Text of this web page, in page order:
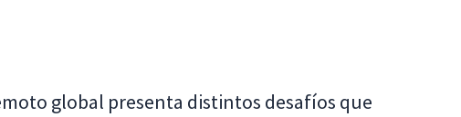
global presenta distintos desafíos que